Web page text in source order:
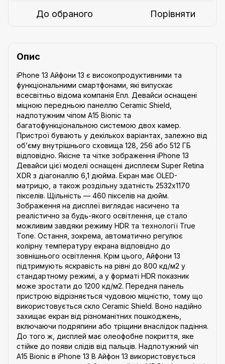
До обраного Порівняти
Опис
iPhone 13 Айфони 13 є високопродуктивними та
функціональними смартфонами, які випускає
всесвітньо відома компанія Епл. Девайси оснащені
міцною передньою панеллю Ceramic Shield,
надпотужним чіпом A15 Bionic та
багатофункціональною системою двох камер.
Пристрої бувають у декількох варіантах, залежно від
об’єму внутрішнього сховища 128, 256 або 512 ГБ
відповідно. Якісне та чітке зображення iPhone 13
Девайси цієї моделі оснащені дисплеєм Super Retina
XDR з діагоналлю 6,1 дюйма. Екран має OLED-
матрицю, а також роздільну здатність 2532x1170
пікселів. Щільність — 460 пікселів на дюйм.
Зображення на дисплеї виглядає насичено та
реалістично за будь-якого освітлення, це стало
можливим завдяки режиму HDR та технології True
Tone. Остання, зокрема, автоматично регулює
колірну температуру екрана відповідно до
зовнішнього освітлення. Крім цього, Айфони 13
підтримують яскравість на рівні до 800 кд/м2 у
стандартному режимі, а у форматі HDR показник
може зростати до 1200 кд/м2. Передня панель
пристрою відрізняється чудовою міцністю, тому що
використовується скло Ceramic Shield. Воно надійно
захищає екран від різноманітних пошкоджень,
включаючи подряпини або тріщини внаслідок падіння.
До того ж, дисплей має олеофобне покриття, яке
стійке до появи слідів від пальців. Надпотужний чіп
A15 Bionic в iPhone 13 В Айфон 13 використовується